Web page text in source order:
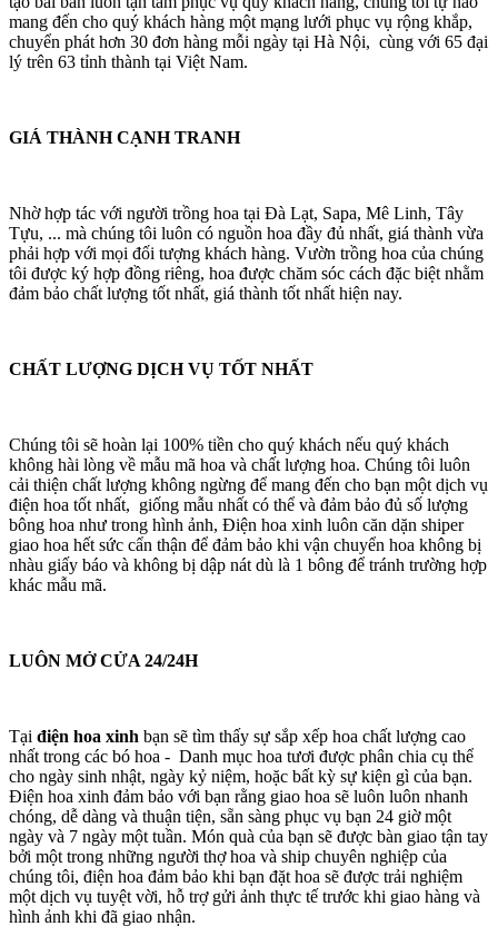
mang đến cho quý khách hàng một mạng lưới phục vụ rộng khắp,
chuyển phát hơn 30 đơn hàng mỗi ngày tại Hà Nội, cùng với 65 đại
lý trên 63 tỉnh thành tại Việt Nam.
GIÁ THÀNH CẠNH TRANH
Nhờ hợp tác với người trồng hoa tại Đà Lạt, Sapa, Mê Linh, Tây
Tựu, ... mà chúng tôi luôn có nguồn hoa đầy đủ nhất, giá thành vừa
phải hợp với mọi đối tượng khách hàng. Vườn trồng hoa của chúng
tôi được ký hợp đồng riêng, hoa được chăm sóc cách đặc biệt nhằm
đảm bảo chất lượng tốt nhất, giá thành tốt nhất hiện nay.
CHẤT LƯỢNG DỊCH VỤ TỐT NHẤT
Chúng tôi sẽ hoàn lại 100% tiền cho quý khách nếu quý khách
không hài lòng về mẫu mã hoa và chất lượng hoa. Chúng tôi luôn
cải thiện chất lượng không ngừng để mang đến cho bạn một dịch vụ
điện hoa tốt nhất, giống mẫu nhất có thể và đảm bảo đủ số lượng
bông hoa như trong hình ảnh, Điện hoa xinh luôn căn dặn shiper
giao hoa hết sức cẩn thận để đảm bảo khi vận chuyển hoa không bị
nhàu giấy báo và không bị dập nát dù là 1 bông để tránh trường hợp
khác mẫu mã.
LUÔN MỞ CỬA 24/24H
Tại điện hoa xinh bạn sẽ tìm thấy sự sắp xếp hoa chất lượng cao
nhất trong các bó hoa - Danh mục hoa tươi được phân chia cụ thể
cho ngày sinh nhật, ngày kỷ niệm, hoặc bất kỳ sự kiện gì của bạn.
Điện hoa xinh đảm bảo với bạn rằng giao hoa sẽ luôn luôn nhanh
chóng, dễ dàng và thuận tiện, sẵn sàng phục vụ bạn 24 giờ một
ngày và 7 ngày một tuần. Món quà của bạn sẽ được bàn giao tận tay
bởi một trong những người thợ hoa và ship chuyên nghiệp của
chúng tôi, điện hoa đảm bảo khi bạn đặt hoa sẽ được trải nghiệm
một dịch vụ tuyệt vời, hỗ trợ gửi ảnh thực tế trước khi giao hàng và
hình ảnh khi đã giao nhận.